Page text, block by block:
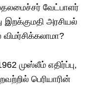
வேட்பாளர்
இறக்குமதி அரசியல்
முஸ்லீம் எதிர்ப்பு,
பெரியாரின்